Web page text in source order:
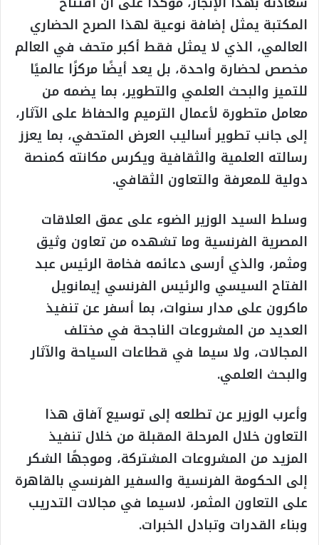
المكتبة يمثل إضافة نوعية لهذا الصرح الحضاري
العالمي، الذي لا يمثل فقط أكبر متحف في العالم
مخصص لحضارة واحدة، بل يعد أيضًا مركزًا عالميًا
للتميز والبحث العلمي والتطوير، بما يضمه من
معامل متطورة لأعمال الترميم والحفاظ على الآثار،
إلى جانب تطوير أساليب العرض المتحفي، بما يعزز
رسالته العلمية والثقافية ويكرس مكانته كمنصة
دولية للمعرفة والتعاون الثقافي.
وسلط السيد الوزير الضوء على عمق العلاقات
المصرية الفرنسية وما تشهده من تعاون وثيق
ومثمر، والذي أرسى دعائمه فخامة الرئيس عبد
الفتاح السيسي والرئيس الفرنسي إيمانويل
ماكرون على مدار سنوات، بما أسفر عن تنفيذ
العديد من المشروعات الناجحة في مختلف
المجالات، ولا سيما في قطاعات السياحة والآثار
والبحث العلمي.
وأعرب الوزير عن تطلعه إلى توسيع آفاق هذا
التعاون خلال المرحلة المقبلة من خلال تنفيذ
المزيد من المشروعات المشتركة، وموجهًا الشكر
إلى الحكومة الفرنسية والسفير الفرنسي بالقاهرة
على التعاون المثمر، لاسيما في مجالات التدريب
وبناء القدرات وتبادل الخبرات.